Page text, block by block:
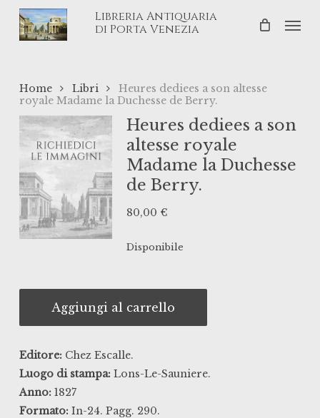
Skip
Libreria Antiquaria
di Porta Venezia
Home Libri
Heures dediees a son altesse
royale Madame la Duchesse de Berry.
Heures dediees a son
altesse royale
Madame la Duchesse
de Berry.
80,00 €
Disponibile
Aggiungi al carrello
Editore: Chez Escalle.
Luogo di stampa: Lons-Le-Sauniere.
Anno: 1827
Formato: In-24. Pagg. 290.